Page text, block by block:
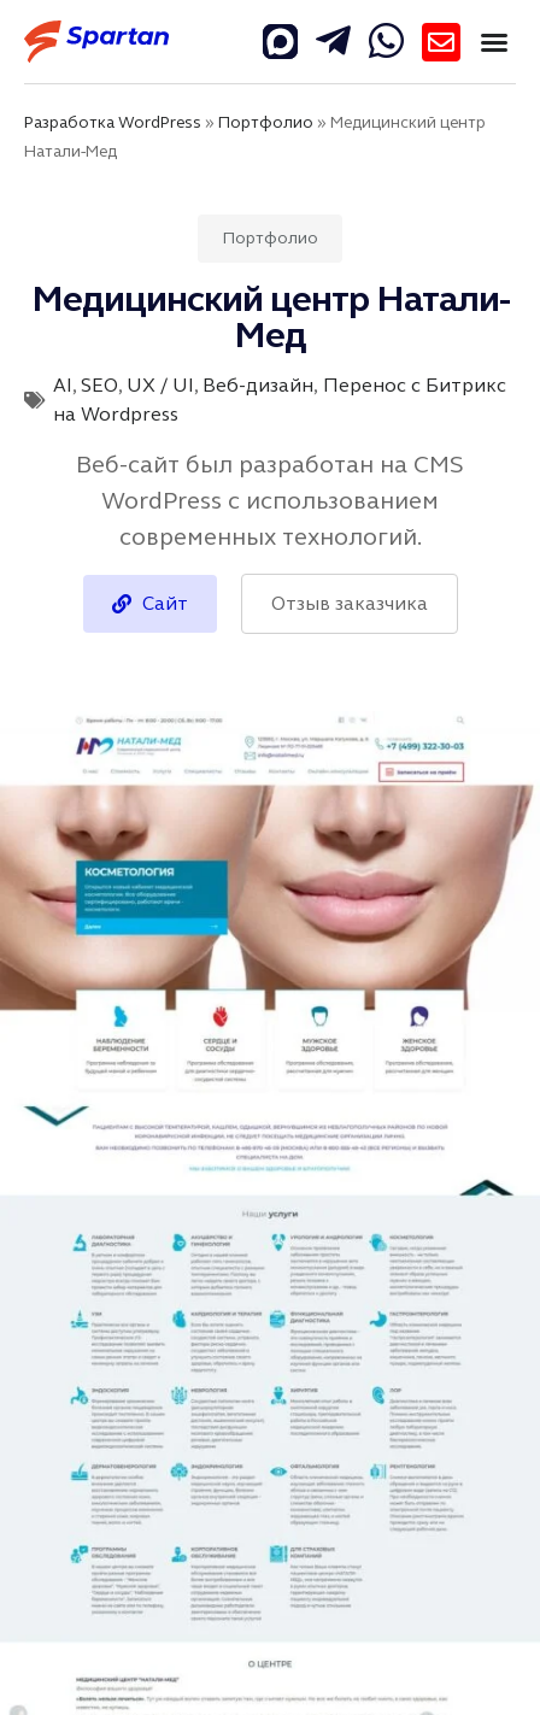
Разработка WordPress » Портфолио » Медицинский центр
Натали-Мед
Портфолио
Медицинский центр Натали-
Мед
AI, SEO, UX / UI, Веб-дизайн, Перенос с Битрикс
на Wordpress
Веб-сайт был разработан на CMS
WordPress с иcпользованием
современных технологий.
Сайт Отзыв заказчика